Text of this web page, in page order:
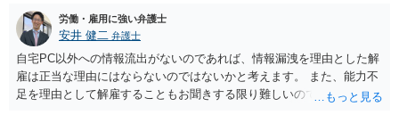
クペイに対する期待から、萎える理由はまず見当たりません。 つまり
会社も原告の取下を狙っているという作戦の問題ではなく、上記、顧
問会社の意思の問題だと思われます。 ＞反論の書面も、矛盾だらけの
反論となっており、論理破綻もしており、もうダメです。担当役員の
言葉をそのまま、文章にしたのか、一貫したストーリー性もありませ
をより厳しく求められ、能力不足理由で解雇が認められるハードルは
むしろ高くなります。 中途の高度人材を能力不足で解雇するときは、
① 導入期の評価基準と実績の比較 ② 複数回にわたる注意・指導・教
育の実施 ③ 配置転換などほかの改善策の検討 などをしっかり記録し
ておかないと、解雇は無効とされる可能性が極めて高いです。
労働・雇用に強い弁護士
安井 健二 弁護士
自宅PC以外への情報流出がないのであれば、情報漏洩を理由とした解
雇は正当な理由にはならないのではないかと考えます。 また、能力不
足を理由として解雇することもお聞きする限り難しいのではないかと